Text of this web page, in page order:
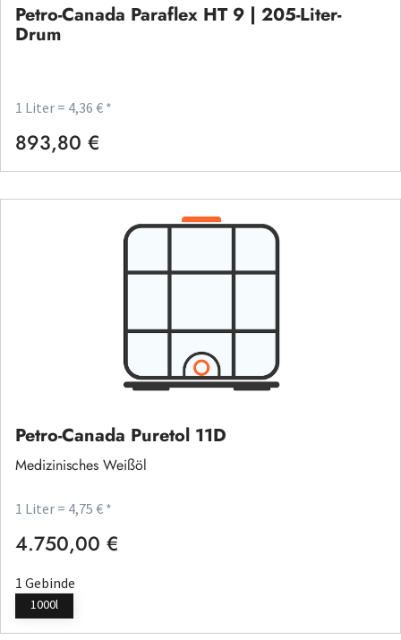
Petro-Canada Paraflex HT 9 | 205-Liter-
Drum
1 Liter = 4,36 € *
Regulärer Preis:
893,80 €
Petro-Canada Puretol 11D
Medizinisches Weißöl
1 Liter = 4,75 € *
Regulärer Preis:
4.750,00 €
1 Gebinde
1000l